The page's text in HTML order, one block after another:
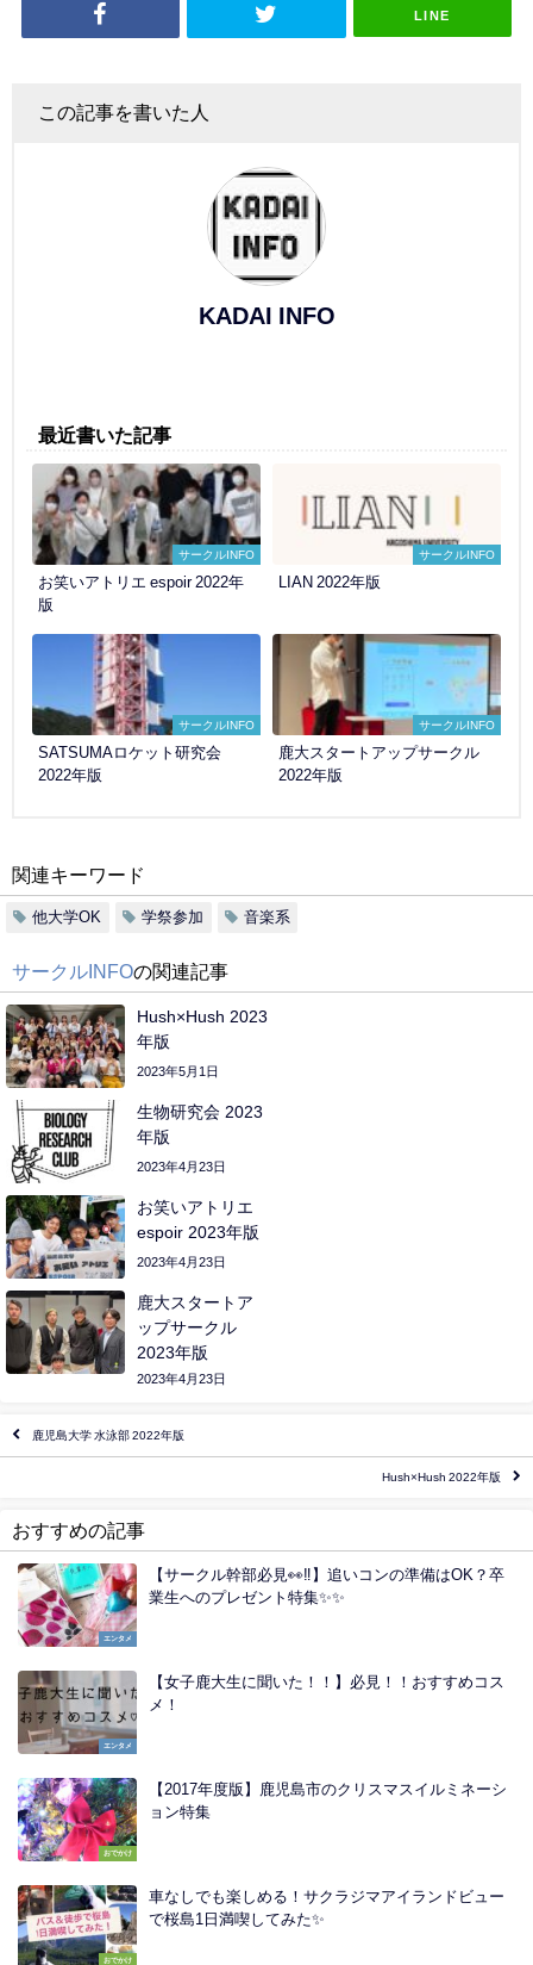
LINE
この記事を書いた人
KADAI INFO
最近書いた記事
サークルINFO
お笑いアトリエ espoir 2022年
版
サークルINFO
LIAN 2022年版
サークルINFO
SATSUMAロケット研究会
2022年版
サークルINFO
鹿大スタートアップサークル
2022年版
関連キーワード
他大学OK 学祭参加 音楽系
サークルINFOの関連記事
Hush×Hush 2023
年版
2023年5月1日
生物研究会 2023
年版
2023年4月23日
お笑いアトリエ
espoir 2023年版
2023年4月23日
鹿大スタートア
ップサークル
2023年版
2023年4月23日
鹿児島大学 水泳部 2022年版
Hush×Hush 2022年版
おすすめの記事
エンタメ
【サークル幹部必見👀‼️】追いコンの準備はOK？卒
業生へのプレゼント特集✨✨
エンタメ
【女子鹿大生に聞いた！！】必見！！おすすめコス
メ！
おでかけ
【2017年度版】鹿児島市のクリスマスイルミネーシ
ョン特集
おでかけ
車なしでも楽しめる！サクラジマアイランドビュー
で桜島1日満喫してみた✨